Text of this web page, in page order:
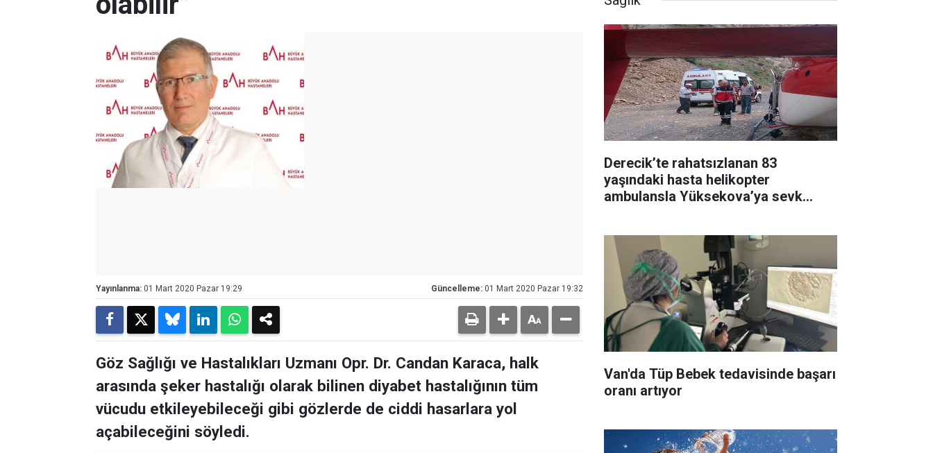
Yayınlanma: 01 Mart 2020 Pazar 19:29 Güncelleme: 01 Mart 2020 Pazar 19:32
Göz Sağlığı ve Hastalıkları Uzmanı Opr. Dr. Candan Karaca, halk
arasında şeker hastalığı olarak bilinen diyabet hastalığının tüm
vücudu etkileyebileceği gibi gözlerde de ciddi hasarlara yol
açabileceğini söyledi.
Derecik’te rahatsızlanan 83
yaşındaki hasta helikopter
ambulansla Yüksekova’ya sevk
Van'da Tüp Bebek tedavisinde başarı
oranı artıyor